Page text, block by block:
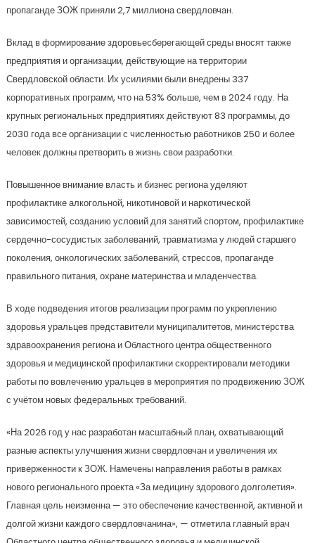
пропаганде ЗОЖ приняли 2,7 миллиона свердловчан.
Вклад в формирование здоровьесберегающей среды вносят также
предприятия и организации, действующие на территории
Свердловской области. Их усилиями были внедрены 337
корпоративных программ, что на 53% больше, чем в 2024 году. На
крупных региональных предприятиях действуют 83 программы, до
2030 года все организации с численностью работников 250 и более
человек должны претворить в жизнь свои разработки.
Повышенное внимание власть и бизнес региона уделяют
профилактике алкогольной, никотиновой и наркотической
зависимостей, созданию условий для занятий спортом, профилактике
сердечно-сосудистых заболеваний, травматизма у людей старшего
поколения, онкологических заболеваний, стрессов, пропаганде
правильного питания, охране материнства и младенчества.
В ходе подведения итогов реализации программ по укреплению
здоровья уральцев представители муниципалитетов, министерства
здравоохранения региона и Областного центра общественного
здоровья и медицинской профилактики скорректировали методики
работы по вовлечению уральцев в мероприятия по продвижению ЗОЖ
с учётом новых федеральных требований.
«На 2026 год у нас разработан масштабный план, охватывающий
разные аспекты улучшения жизни свердловчан и увеличения их
приверженности к ЗОЖ. Намечены направления работы в рамках
нового регионального проекта «За медицину здорового долголетия».
Главная цель неизменна — это обеспечение качественной, активной и
долгой жизни каждого свердловчанина», — отметила главный врач